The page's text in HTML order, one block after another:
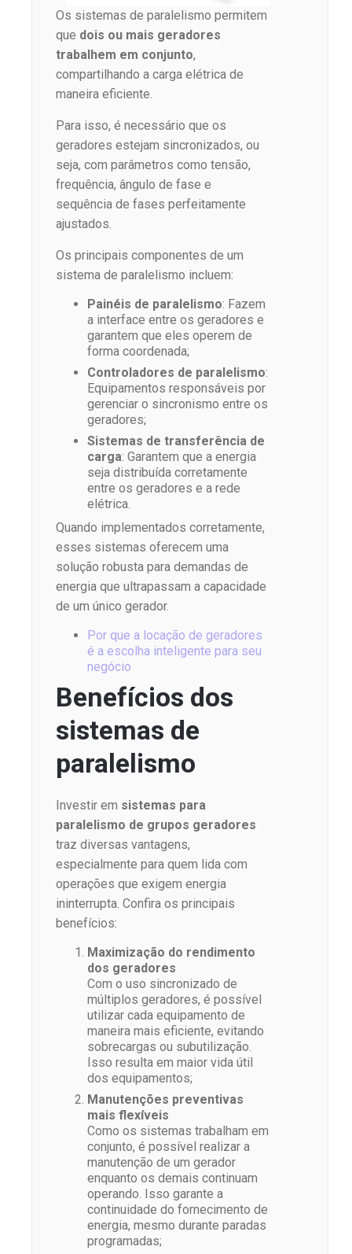
Os sistemas de paralelismo permitem
que dois ou mais geradores
trabalhem em conjunto,
compartilhando a carga elétrica de
maneira eficiente.
Para isso, é necessário que os
geradores estejam sincronizados, ou
seja, com parâmetros como tensão,
frequência, ângulo de fase e
sequência de fases perfeitamente
ajustados.
Os principais componentes de um
sistema de paralelismo incluem:
Painéis de paralelismo: Fazem
a interface entre os geradores e
garantem que eles operem de
forma coordenada;
Controladores de paralelismo:
Equipamentos responsáveis por
gerenciar o sincronismo entre os
geradores;
Sistemas de transferência de
carga: Garantem que a energia
seja distribuída corretamente
entre os geradores e a rede
elétrica.
Quando implementados corretamente,
esses sistemas oferecem uma
solução robusta para demandas de
energia que ultrapassam a capacidade
de um único gerador.
Por que a locação de geradores
é a escolha inteligente para seu
negócio
Benefícios dos
sistemas de
paralelismo
Investir em sistemas para
paralelismo de grupos geradores
traz diversas vantagens,
especialmente para quem lida com
operações que exigem energia
ininterrupta. Confira os principais
benefícios:
Maximização do rendimento
dos geradores
Com o uso sincronizado de
múltiplos geradores, é possível
utilizar cada equipamento de
maneira mais eficiente, evitando
sobrecargas ou subutilização.
Isso resulta em maior vida útil
dos equipamentos;
Manutenções preventivas
mais flexíveis
Como os sistemas trabalham em
conjunto, é possível realizar a
manutenção de um gerador
enquanto os demais continuam
operando. Isso garante a
continuidade do fornecimento de
energia, mesmo durante paradas
programadas;